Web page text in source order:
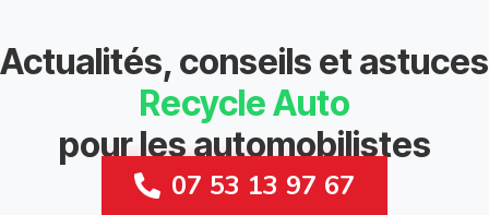
Actualités, conseils et astuces
Recycle Auto
pour les automobilistes
07 53 13 97 67